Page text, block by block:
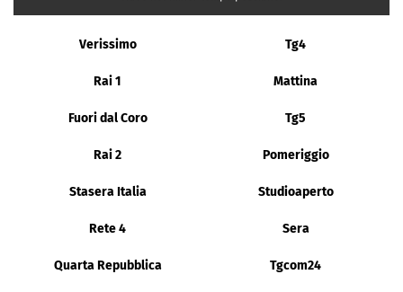
Verissimo Tg4
Rai 1 Mattina
Fuori dal Coro Tg5
Rai 2 Pomeriggio
Stasera Italia Studioaperto
Rete 4 Sera
Quarta Repubblica Tgcom24